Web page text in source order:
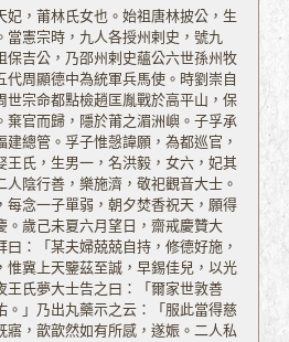
妃，莆林氏女也。始祖唐林披公，生
當憲宗時，九人各授州剌史，號九
保吉公，乃邵州剌史蘊公六世孫州牧
代周顯德中為統軍兵馬使。時劉崇自
世宗命都點檢趙匡胤戰於高平山，保
棄官而歸，隱於莆之湄洲嶼。子孚承
建總管。孚子惟愨諱願，為都巡官，
王氏，生男一，名洪毅，女六，妃其
人陰行善，樂施濟，敬祀觀音大士。
每念一子單弱，朝夕焚香祝天，願得
。歲己未夏六月望日，齋戒慶贊大
曰：「某夫婦兢兢自持，修德好施，
惟冀上天鑒茲至誠，早錫佳兒，以光
王氏夢大士告之曰：「爾家世敦善
。」乃出丸藥示之云：「服此當得慈
寤，歆歆然如有所感，遂娠。二人私